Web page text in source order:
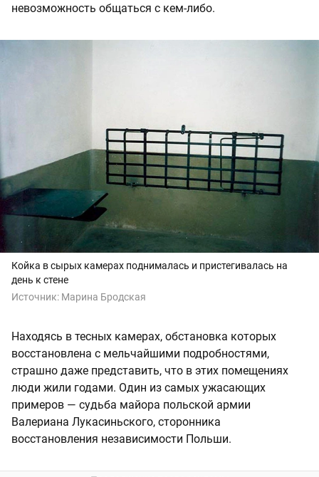
невозможность общаться с кем-либо.
Койка в сырых камерах поднималась и пристегивалась на
день к стене
Источник: Марина Бродская
Находясь в тесных камерах, обстановка которых
восстановлена с мельчайшими подробностями,
страшно даже представить, что в этих помещениях
люди жили годами. Один из самых ужасающих
примеров — судьба майора польской армии
Валериана Лукасиньского, сторонника
восстановления независимости Польши.